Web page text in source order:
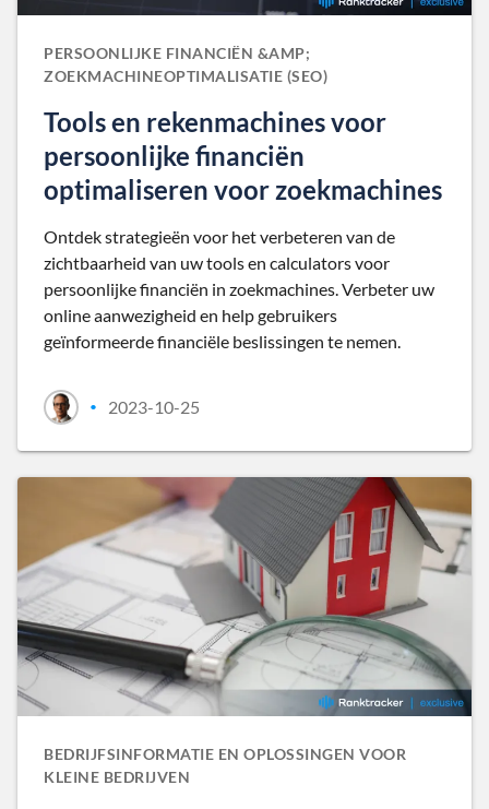
PERSOONLIJKE FINANCIËN &AMP;
ZOEKMACHINEOPTIMALISATIE (SEO)
Tools en rekenmachines voor
persoonlijke financiën
optimaliseren voor zoekmachines
Ontdek strategieën voor het verbeteren van de
zichtbaarheid van uw tools en calculators voor
persoonlijke financiën in zoekmachines. Verbeter uw
online aanwezigheid en help gebruikers
geïnformeerde financiële beslissingen te nemen.
• 2023-10-25
BEDRIJFSINFORMATIE EN OPLOSSINGEN VOOR
KLEINE BEDRIJVEN